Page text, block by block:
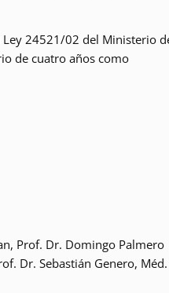
Ley 24521/02 del Ministerio
de cuatro años como
Prof. Dr. Domingo Palmero
Dr. Sebastián Genero, Méd.